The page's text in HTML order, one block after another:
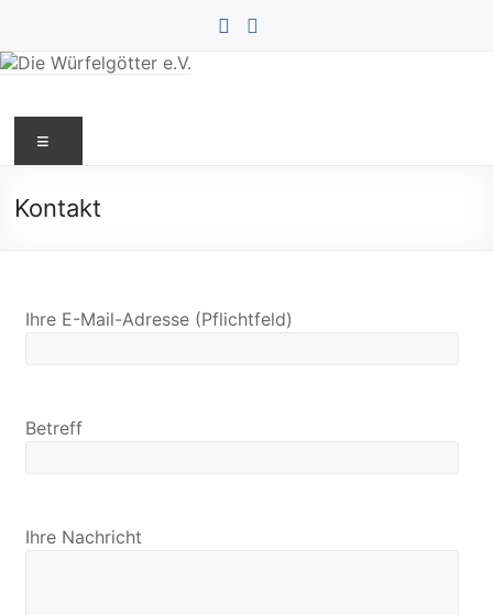
Kontakt
Ihre E-Mail-Adresse (Pflichtfeld)
Betreff
Ihre Nachricht